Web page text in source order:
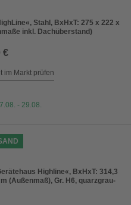
Stahl, BxHxT: 275 x 222 x
inkl. Dachüberstand)
€
im Markt prüfen
- 29.08.
Highline«, BxHxT: 314,3
(Außenmaß), Gr. H6, quarzgrau-